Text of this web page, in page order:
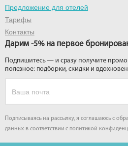
Предложение для отелей
Тарифы
Контакты
Дарим -5% на первое
Подпишитесь — и сразу получите
полезное: подборки, скидки и
Подписываясь на рассылку, я соглашаюсь с
данных в соответствии с политикой